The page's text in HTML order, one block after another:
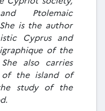
Ptolemaic
is the author
Cyprus and
of the
also carries
of the island of
study of the